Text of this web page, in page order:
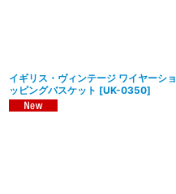
イギリス・ヴィンテージ ワイヤーショ
ッピングバスケット [UK-0350]